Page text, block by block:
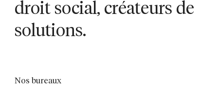
droit social, créateurs de
solutions.
Nos bureaux